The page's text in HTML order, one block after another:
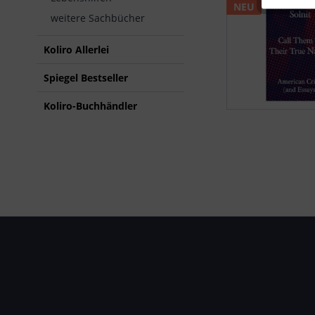
weitere Sachbücher
Koliro Allerlei
Spiegel Bestseller
Koliro-Buchhändler
NEU